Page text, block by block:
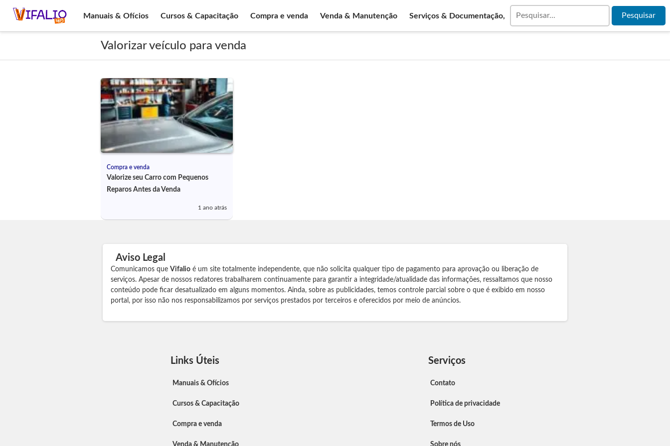
Manuais & Ofícios Cursos & Capacitação Compra e venda Venda & Manutenção Serviços & Documentação,
Valorizar veículo para venda
Compra e venda
Valorize seu Carro com Pequenos
Reparos Antes da Venda
1 ano atrás
Aviso Legal
Comunicamos que Vifalio é um site totalmente independente, que não solicita qualquer tipo de pagamento para aprovação ou liberação de
serviços. Apesar de nossos redatores trabalharem continuamente para garantir a integridade/atualidade das informações, ressaltamos que nosso
conteúdo pode ficar desatualizado em alguns momentos. Ainda, sobre as publicidades, temos controle parcial sobre o que é exibido em nosso
portal, por isso não nos responsabilizamos por serviços prestados por terceiros e oferecidos por meio de anúncios.
Links Úteis
Manuais & Ofícios
Cursos & Capacitação
Compra e venda
Venda & Manutenção
Serviços
Contato
Política de privacidade
Termos de Uso
Sobre nós